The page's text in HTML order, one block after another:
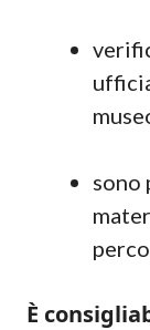
sono
È